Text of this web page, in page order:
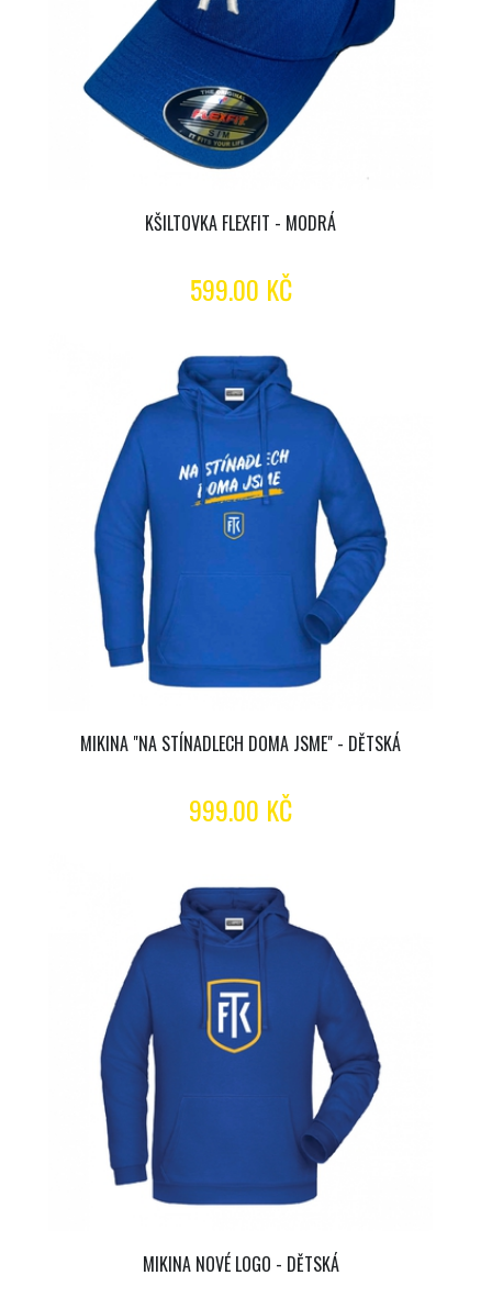
KŠILTOVKA FLEXFIT - MODRÁ
599.00 KČ
MIKINA "NA STÍNADLECH DOMA JSME" - DĚTSKÁ
999.00 KČ
MIKINA NOVÉ LOGO - DĚTSKÁ